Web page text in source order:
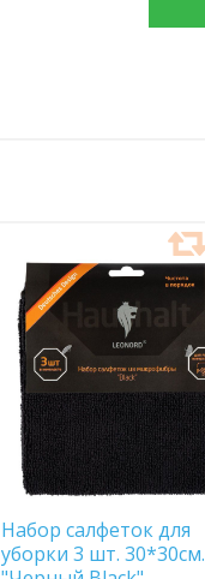
ДОБАВИТЬ
ИЗБРАННОЕ
Набор салфеток для
уборки 3 шт. 30*30см.